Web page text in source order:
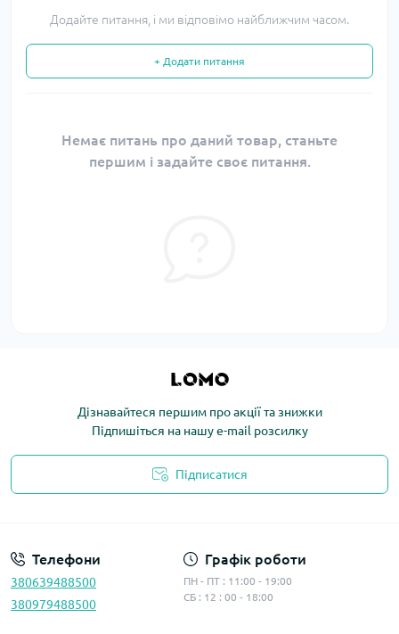
Додайте питання, і ми відповімо найближчим часом.
+ Додати питання
Немає питань про даний товар, станьте
першим і задайте своє питання.
Дізнавайтеся першим про акції та знижки
Підпишіться на нашу e-mail розсилку
Підписатися
Телефони
380639488500
380979488500
Графік роботи
ПН - ПТ : 11:00 - 19:00
СБ : 12 : 00 - 18:00